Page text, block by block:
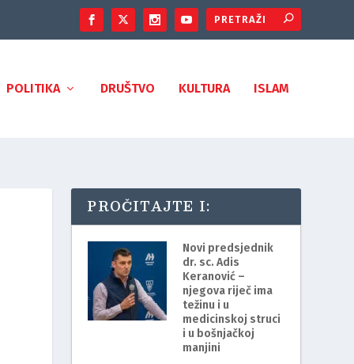
POLITIKA DRUŠTVO KULTURA ISLAM
PROČITAJTE I:
Novi predsjednik
dr. sc. Adis
Keranović –
njegova riječ ima
težinu i u
medicinskoj struci
i u bošnjačkoj
manjini